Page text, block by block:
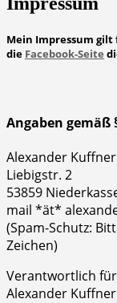
Mein Impressum
die Facebook-Seite
Angaben gemäß
Alexander Kuffner
Liebigstr. 2
53859
mail *ät*
(Spam-Schutz:
Zeichen)
Verantwortlich für
Alexander Kuffner